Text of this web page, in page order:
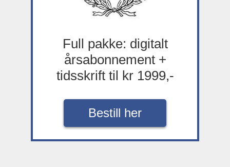
Full pakke: digitalt
årsabonnement +
tidsskrift til kr 1999,-
Bestill her